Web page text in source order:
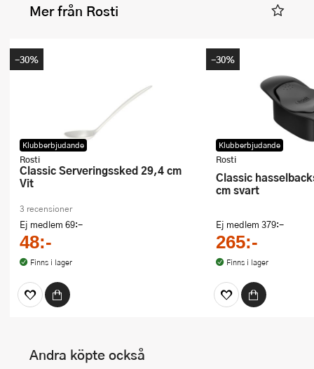
Mer från Rosti
Klubberbjudande
Rosti
Classic Serveringssked 29,4 cm
Vit
3 recensioner
Ej medlem 69:-
48:-
Finns i lager
-30%
Klubberbjudande
Rosti
Classic hasselbackskärare 20,5
cm svart
Ej medlem 379:-
265:-
Finns i lager
-30%
Andra köpte också